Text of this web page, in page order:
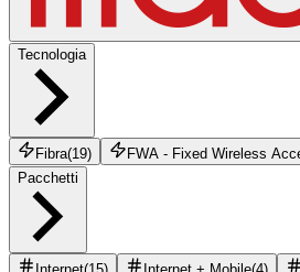
Tecnologia
Fibra(19) FWA - Fixed Wireless
Pacchetti